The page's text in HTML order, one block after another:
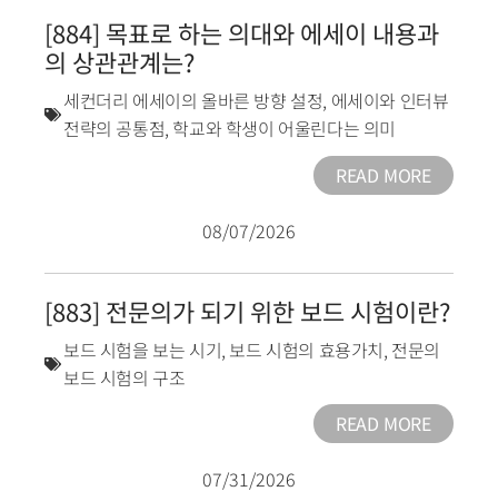
[884] 목표로 하는 의대와 에세이 내용과
의 상관관계는?
세컨더리 에세이의 올바른 방향 설정, 에세이와 인터뷰
전략의 공통점, 학교와 학생이 어울린다는 의미
READ MORE
08/07/2026
[883] 전문의가 되기 위한 보드 시험이란?
보드 시험을 보는 시기, 보드 시험의 효용가치, 전문의
보드 시험의 구조
READ MORE
07/31/2026